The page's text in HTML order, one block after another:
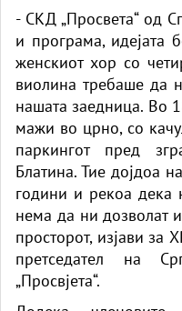
- СКД „Просвета“ од
и програма, идејата
женскиот хор со
виолина требаше да
нашата заедница. Во
мажи во црно, со
паркингот пред
Блатина. Тие дојдоа
години и рекоа дека
нема да ни дозволат
просторот, изјави за
претседател на
„Просвјета“.